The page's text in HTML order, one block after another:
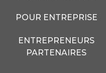
POUR ENTREPRISE
ENTREPRENEURS
PARTENAIRES